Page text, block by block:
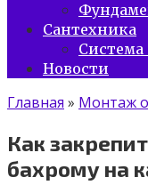
Сантехника
Система
Новости
Главная » Монтаж
Как
бахрому на